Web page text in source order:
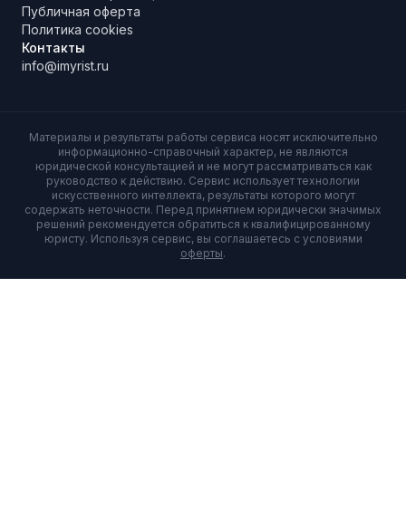
Публичная оферта
Политика cookies
Контакты
info@imyrist.ru
Материалы и результаты работы сервиса носят исключительно
информационно-справочный характер, не являются
юридической консультацией и не могут рассматриваться как
руководство к действию. Сервис использует технологии
искусственного интеллекта, результаты которого могут
содержать неточности. Перед принятием юридически значимых
решений рекомендуется обратиться к квалифицированному
юристу. Используя сервис, вы соглашаетесь с условиями
оферты.